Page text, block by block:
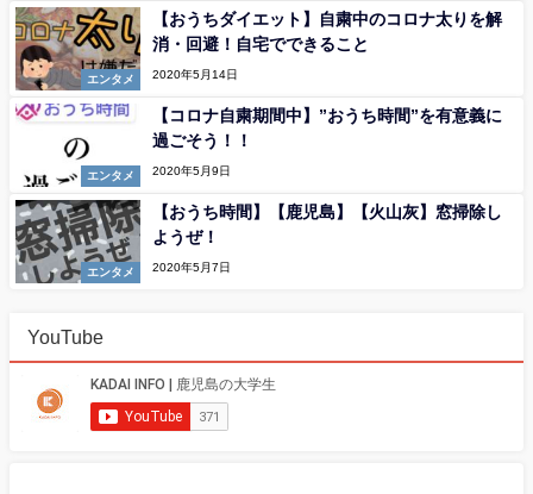
エンタメ
【おうちダイエット】自粛中のコロナ太りを解
消・回避！自宅でできること
2020年5月14日
エンタメ
【コロナ自粛期間中】”おうち時間”を有意義に
過ごそう！！
2020年5月9日
エンタメ
【おうち時間】【鹿児島】【火山灰】窓掃除し
ようぜ！
2020年5月7日
YouTube